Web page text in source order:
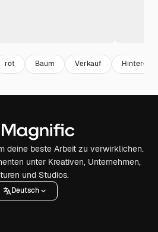
rot Baum Verkauf
deine beste Arbeit zu verwirklichen.
unter Kreativen, Unternehmen,
und Studios.
Deutsch